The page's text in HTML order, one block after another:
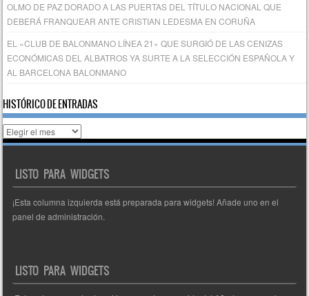
OLMO DE PAZ DORADO A LAS PUERTAS DEL TÍTULO NACIONAL QUE
DEBERÁ FRANQUEAR ANTE CRISTIAN LEDESMA EN CORUÑA
EL «CLUB DE BALONMANO LÍNEA 21» QUE SURGIÓ DE LAS CENIZAS
ECONÓMICAS DEL ALBATROS YA SURTE A LA SELECCIÓN ESPAÑOLA Y
AL BARCELONA BALONMANO
HISTÓRICO DE ENTRADAS
Histórico
de
LISTO PARA WIDGETS
¡Esta columna izquierda está preparada para widgets! Añade uno en el
panel de administración.
LISTO PARA WIDGETS